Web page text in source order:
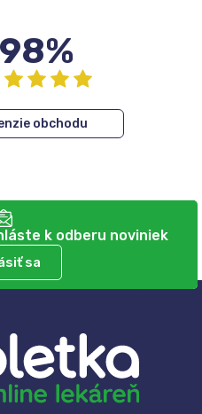
98%
obchodu
k odberu noviniek
sa